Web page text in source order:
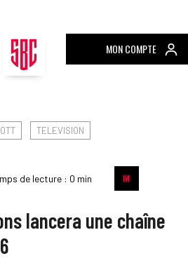
MON COMPTE
OTT TELEVISION
de lecture : 0 min
lancera une chaîne